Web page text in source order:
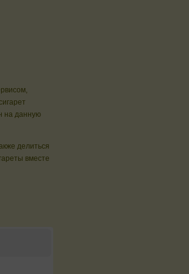
на данную
делиться
вместе